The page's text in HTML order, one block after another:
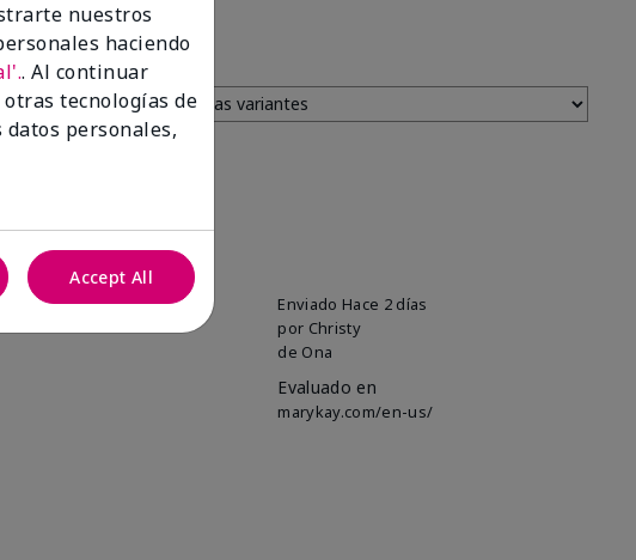
Enviado Hace 2 días
por Christy
de Ona
Evaluado en
marykay.com/en-us/
hands super soft!
nuestros
haciendo
. Al continuar
tecnologías de
datos personales,
Accept All